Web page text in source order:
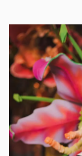
КАТЕГОРИИ
Wine&Dine
Подкасти
Мода
Dialogue
Изкуство